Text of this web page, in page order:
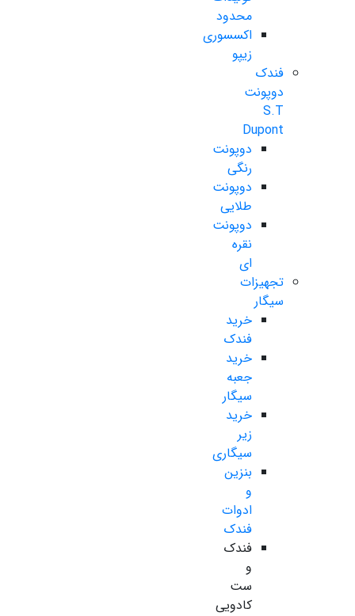
محدود
اکسسوری
زیپو
فندک
دوپونت
S.T
Dupont
دوپونت
رنگی
دوپونت
طلایی
دوپونت
نقره
ای
تجهیزات
سیگار
خرید
فندک
خرید
جعبه
سیگار
خرید
زیر
سیگاری
بنزین
و
ادوات
فندک
فندک
و
ست
کادویی